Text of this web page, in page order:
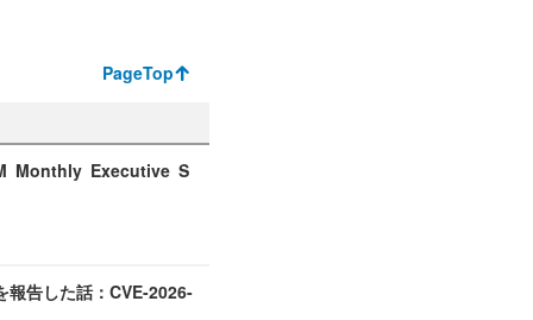
PageTop
Monthly Executive S
告した話：CVE-2026-